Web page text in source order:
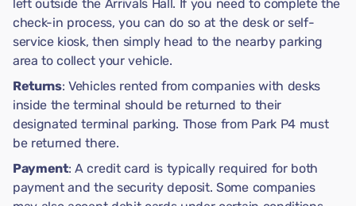
left outside the Arrivals Hall. If you need to complete the
check-in process, you can do so at the desk or self-
service kiosk, then simply head to the nearby parking
area to collect your vehicle.
Returns: Vehicles rented from companies with desks
inside the terminal should be returned to their
designated terminal parking. Those from Park P4 must
be returned there.
Payment: A credit card is typically required for both
payment and the security deposit. Some companies